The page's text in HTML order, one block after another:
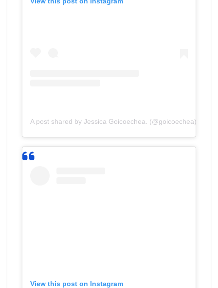
A post shared by Jessica Goicoechea. (@goicoechea)
View this post on Instagram